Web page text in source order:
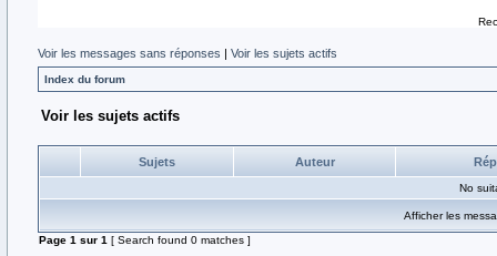
Voir les messages sans réponses | Voir les sujets actifs
Index du forum
Voir les sujets actifs
Sujets Auteur
No
Afficher les
Page 1 sur 1 [ Search found 0 matches ]